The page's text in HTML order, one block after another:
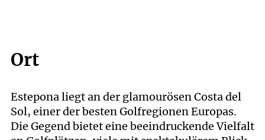
Ort
Estepona liegt an der glamourösen Costa del
Sol, einer der besten Golfregionen Europas.
Die Gegend bietet eine beeindruckende Vielfalt